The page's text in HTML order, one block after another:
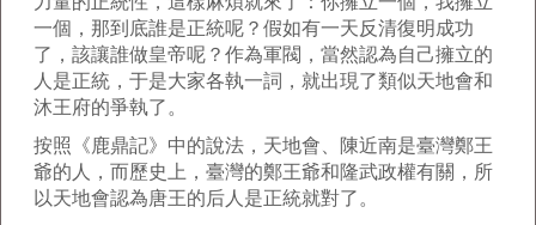
一個，那到底誰是正統呢？假如有一天反清復明成功
了，該讓誰做皇帝呢？作為軍閥，當然認為自己擁立的
人是正統，于是大家各執一詞，就出現了類似天地會和
沐王府的爭執了。
按照《鹿鼎記》中的說法，天地會、陳近南是臺灣鄭王
爺的人，而歷史上，臺灣的鄭王爺和隆武政權有關，所
以天地會認為唐王的后人是正統就對了。